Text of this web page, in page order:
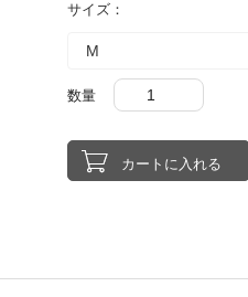
サイズ：
数量